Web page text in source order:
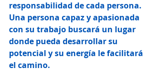
responsabilidad de cada persona.
Una persona capaz y apasionada
con su trabajo buscará un lugar
donde pueda desarrollar su
potencial y su energía le facilitará
el camino.